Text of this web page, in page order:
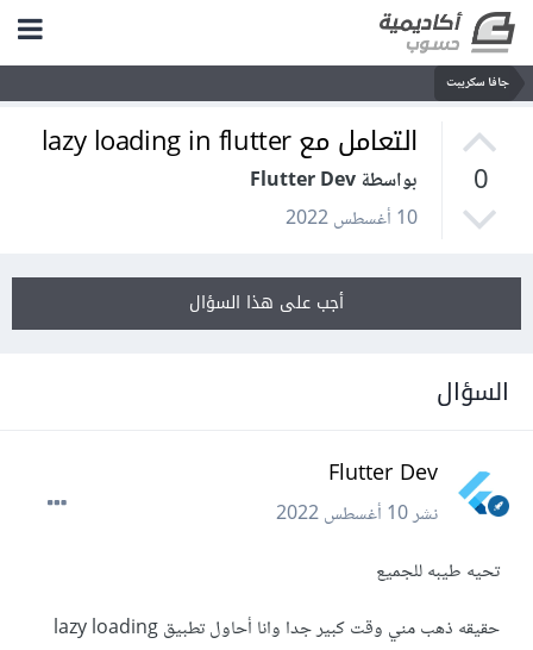
جافا سكريبت
0
التعامل مع lazy loading in flutter
بواسطة Flutter Dev
10 أغسطس 2022
أجب على هذا السؤال
السؤال
Flutter Dev
نشر10 أغسطس 2022
تحيه طيبه للجميع
حقيقه ذهب مني وقت كبير جدا وانا أحاول تطبيق lazy loading